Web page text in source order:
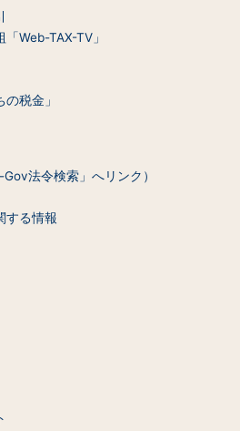
Web-TAX-TV」
税金」
法令検索」へリンク）
する情報